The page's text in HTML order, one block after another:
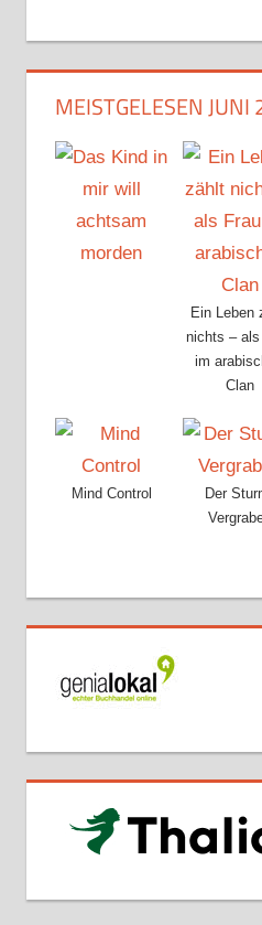
MEISTGELESEN JUNI
Ein Leben
nichts – als
im
Clan
Mind Control
Der